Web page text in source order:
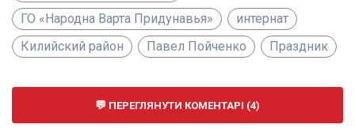
ГО «Народна Варта Придунавья»
интернат
Килийский район
Павел Пойченко Праздник
ПЕРЕГЛЯНУТИ КОМЕНТАРІ (4)